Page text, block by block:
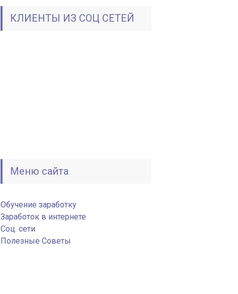
КЛИЕНТЫ ИЗ СОЦ СЕТЕЙ
Меню сайта
Обучение заработку
Заработок в интернете
Соц. сети
Полезные Советы